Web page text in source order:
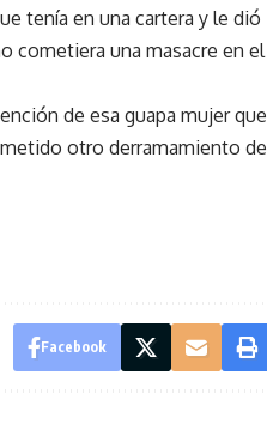
tenía en una cartera y le dió
cometiera una masacre en el
de esa guapa mujer que
otro derramamiento de
Facebook